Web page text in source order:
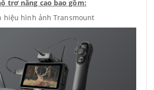
trợ nâng cao bao gồm:
hiệu hình ảnh Transmount